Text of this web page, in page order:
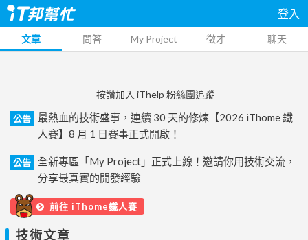
登入
文章 問答 My Project 徵才 聊天
按讚加入 iThelp 粉絲團追蹤
公告
最熱血的技術盛事，連續 30 天的修煉【2026 iThome 鐵
人賽】8 月 1 日賽事正式開啟！
公告
全新專區「My Project」正式上線！邀請你用技術交流，
分享最真實的開發經驗
前往 iThome鐵人賽
技術文章